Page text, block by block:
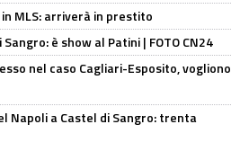
MLS: arriverà in prestito
è show al Patini | FOTO CN24
nel caso Cagliari-Esposito, vogliono
Napoli a Castel di Sangro: trenta